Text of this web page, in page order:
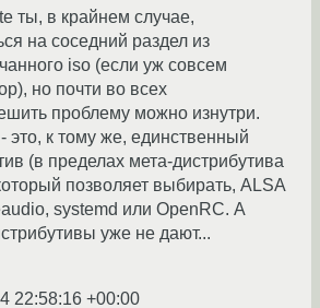
ты, в крайнем случае,
на соседний раздел из
iso (если уж совсем
но почти во всех
проблему можно изнутри.
это, к тому же, единственный
(в пределах мета-дистрибутива
позволяет выбирать, ALSA
systemd или OpenRC. А
уже не дают...
22:58:16 +00:00